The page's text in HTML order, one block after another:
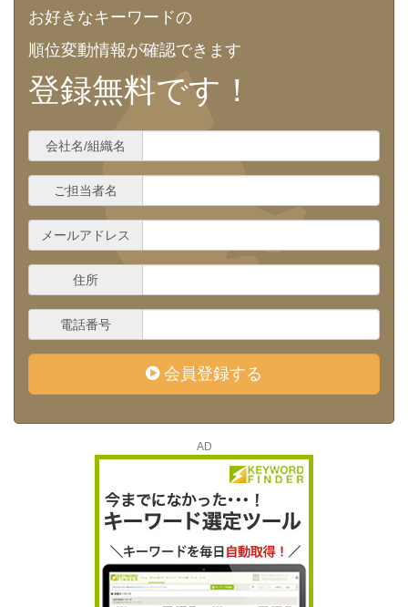
お好きなキーワードの
順位変動情報が確認できます
登録無料です！
会社名/組織名
ご担当者名
メールアドレス
住所
電話番号
会員登録する
AD